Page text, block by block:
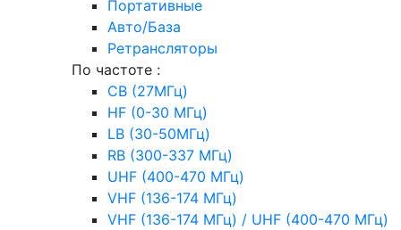
Портативные
Авто/База
Ретрансляторы
По частоте :
CB (27МГц)
HF (0-30 МГц)
LB (30-50МГц)
RB (300-337 МГц)
UHF (400-470 МГц)
VHF (136-174 МГц)
VHF (136-174 МГц) / UHF (400-470 МГц)